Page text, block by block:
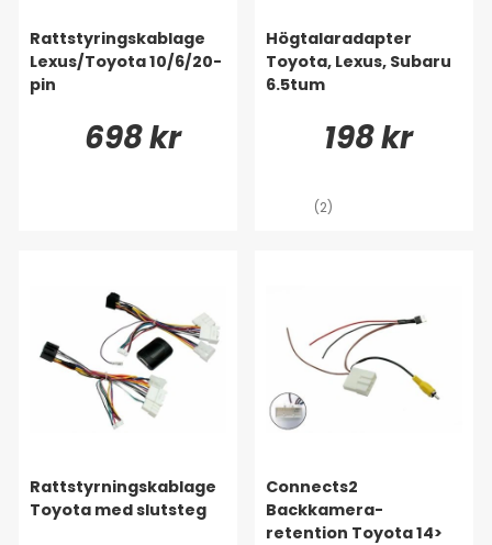
Rattstyringskablage
Lexus/Toyota 10/6/20-
pin
698 kr
Högtalaradapter
Toyota, Lexus, Subaru
6.5tum
198 kr
(2)
Rattstyrningskablage
Toyota med slutsteg
Connects2
Backkamera-
retention Toyota 14>